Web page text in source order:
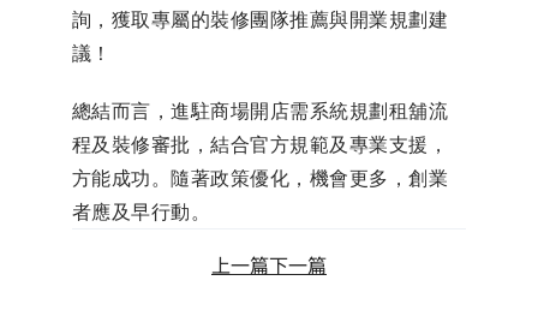
詢，獲取專屬的裝修團隊推薦與開業規劃建
議！
總結而言，進駐商場開店需系統規劃租舖流
程及裝修審批，結合官方規範及專業支援，
方能成功。隨著政策優化，機會更多，創業
者應及早行動。
上一篇下一篇